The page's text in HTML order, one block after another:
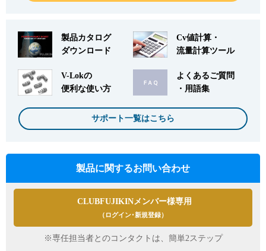
製品カタログ
ダウンロード
Cv値計算・
流量計算ツール
V-Lokの
便利な使い方
よくあるご質問
・用語集
サポート一覧はこちら
製品に関するお問い合わせ
CLUBFUJIKINメンバー様専用
（ログイン･新規登録）
※専任担当者とのコンタクトは、簡単2ステップ